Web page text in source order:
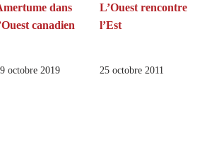
dans
canadien
octobre 2019
L’Ouest rencontre
l’Est
25 octobre 2011